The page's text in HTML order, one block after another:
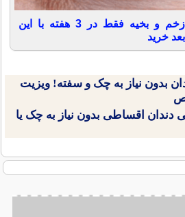
کاهش چشمگیر جای زخم و بخیه فقط در 3 هفته با این
خرید
بدون نیاز به چک و سفته! ویزیت
دندان اقساطی بدون نیاز به چک یا